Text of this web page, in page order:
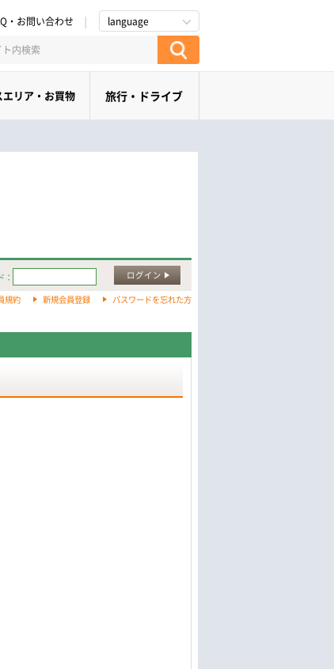
・お問い合わせ language
リア・お買物 旅行・ドライブ
： ログイン
規約 新規会員登録 パスワードを忘れた方